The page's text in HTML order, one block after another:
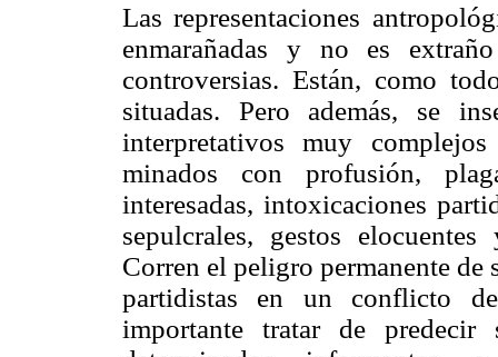
Las representaciones
enmarañadas y no es
controversias. Están, como
situadas. Pero además, se
interpretativos muy
minados con profusión,
interesadas, intoxicaciones
sepulcrales, gestos
Corren el peligro permanente de
partidistas en un conflicto
importante tratar de